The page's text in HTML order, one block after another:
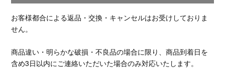
お客様都合による返品・交換・キャンセルはお受けしておりま
せん。
商品違い・明らかな破損・不良品の場合に限り、商品到着日を
含め3日以内にご連絡いただいた場合のみ対応いたします。